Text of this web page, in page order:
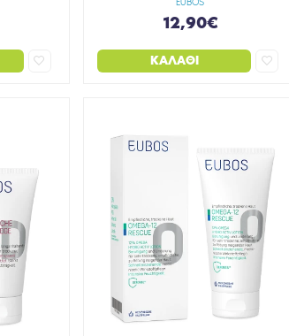
12,90€
ΚΑΛΆΘΙ